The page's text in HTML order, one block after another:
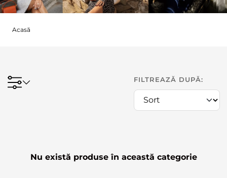
Acasă
FILTREAZĂ DUPĂ:
Nu există produse în această categorie